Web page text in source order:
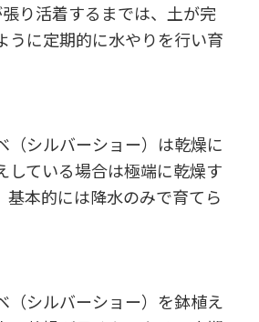
り活着するまでは、土が完
うに定期的に水やりを行い育
（シルバーショー）は乾燥に
している場合は極端に乾燥す
基本的には降水のみで育てら
（シルバーショー）を鉢植え